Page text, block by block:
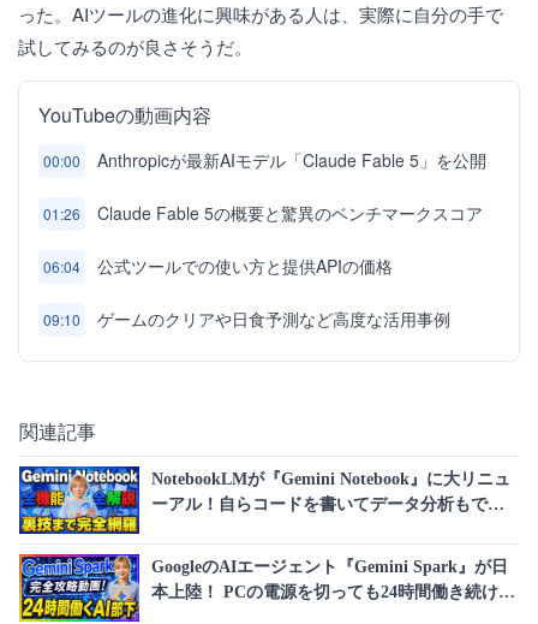
った。AIツールの進化に興味がある人は、実際に自分の手で
試してみるのが良さそうだ。
YouTubeの動画内容
00:00 Anthropicが最新AIモデル「Claude Fable 5」を公開
01:26 Claude Fable 5の概要と驚異のベンチマークスコア
06:04 公式ツールでの使い方と提供APIの価格
09:10 ゲームのクリアや日食予測など高度な活用事例
関連記事
NotebookLMが『Gemini Notebook』に大リニュ
ーアル！自らコードを書いてデータ分析もでき
GoogleのAIエージェント『Gemini Spark』が日
本上陸！ PCの電源を切っても24時間働き続け